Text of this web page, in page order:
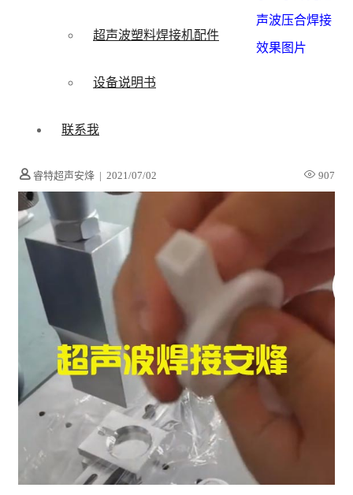
超声波塑料焊接机配件
设备说明书
联系我
睿特超声安烽 | 2021/07/02 907
声波压合焊接
效果图片